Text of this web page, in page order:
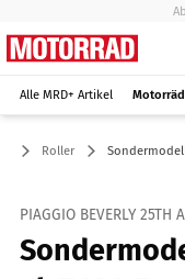
Alle MRD+ Artikel
Roller
PIAGGIO BEVERLY 25TH